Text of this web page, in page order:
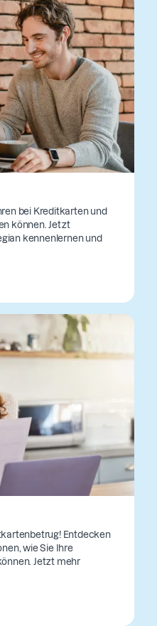
bei Kreditkarten und
können. Jetzt
kennenlernen und
Entdecken
wie Sie Ihre
Jetzt mehr